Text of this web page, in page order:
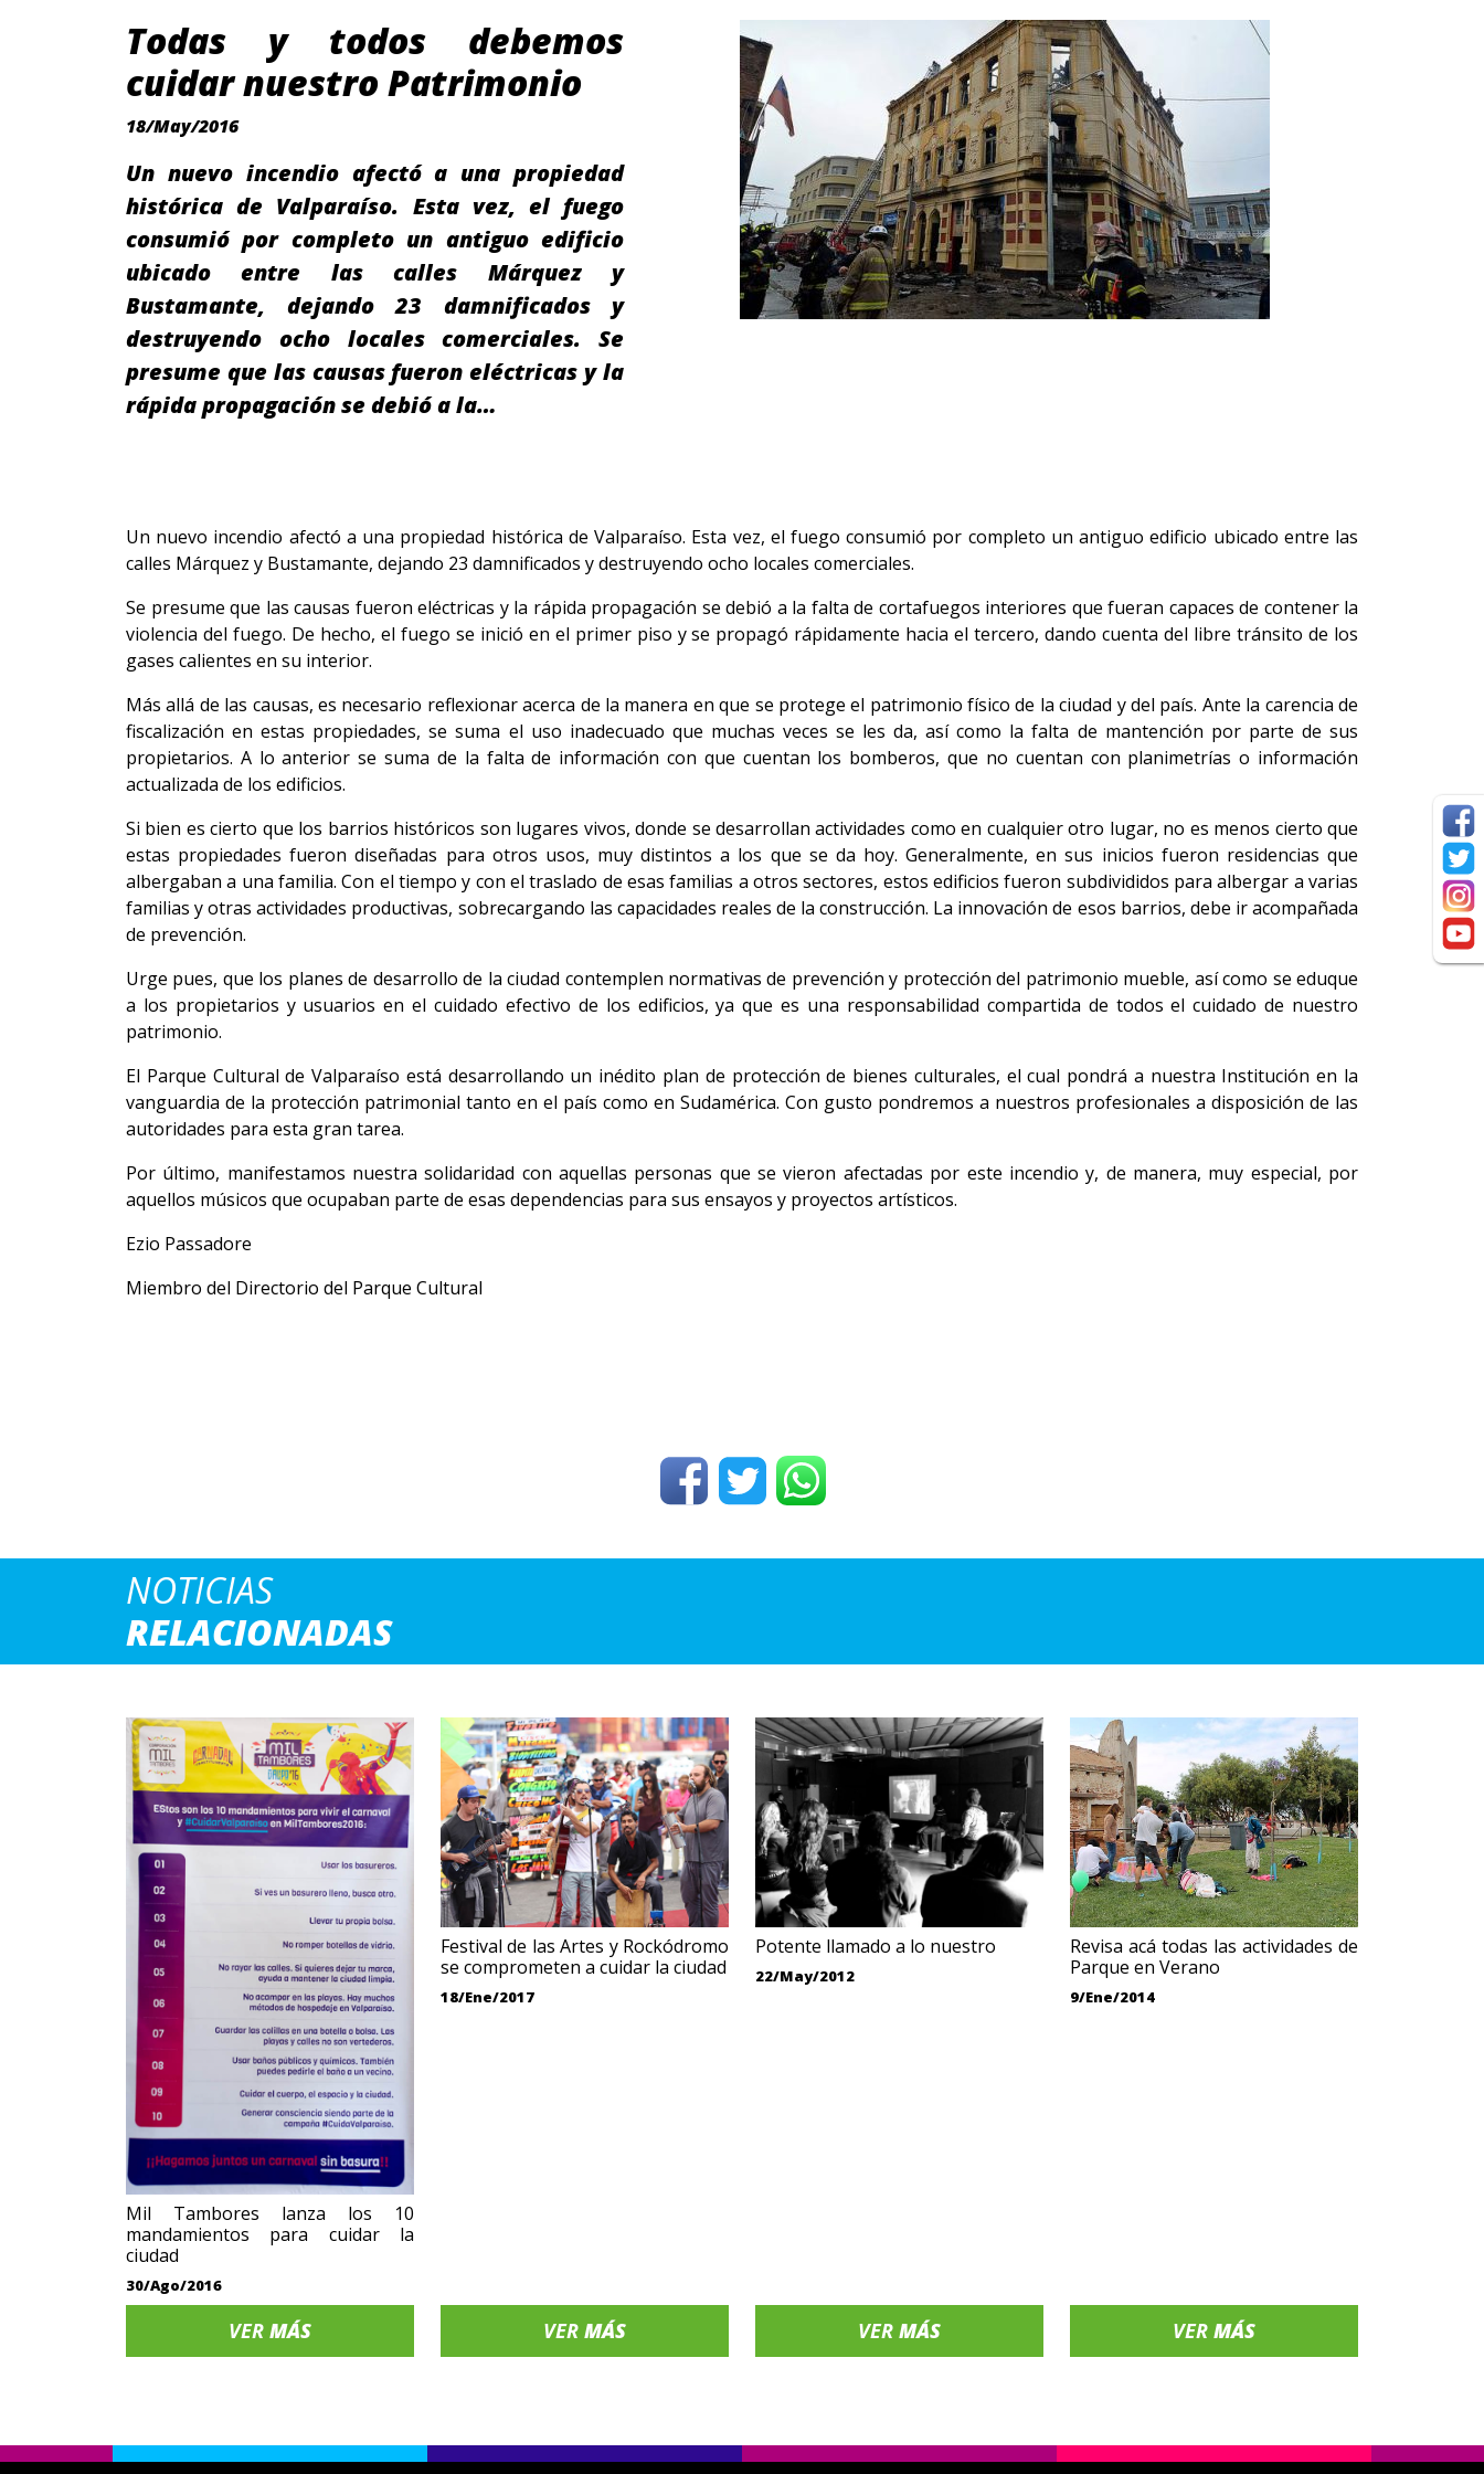
Todas y todos debemos
cuidar nuestro Patrimonio
18/May/2016
Un nuevo incendio afectó a una propiedad
histórica de Valparaíso. Esta vez, el fuego
consumió por completo un antiguo edificio
ubicado entre las calles Márquez y
Bustamante, dejando 23 damnificados y
destruyendo ocho locales comerciales. Se
presume que las causas fueron eléctricas y la
rápida propagación se debió a la…
Un nuevo incendio afectó a una propiedad histórica de Valparaíso. Esta vez, el fuego consumió por completo un antiguo edificio ubicado entre las
calles Márquez y Bustamante, dejando 23 damnificados y destruyendo ocho locales comerciales.
Se presume que las causas fueron eléctricas y la rápida propagación se debió a la falta de cortafuegos interiores que fueran capaces de contener la
violencia del fuego. De hecho, el fuego se inició en el primer piso y se propagó rápidamente hacia el tercero, dando cuenta del libre tránsito de los
gases calientes en su interior.
Más allá de las causas, es necesario reflexionar acerca de la manera en que se protege el patrimonio físico de la ciudad y del país. Ante la carencia de
fiscalización en estas propiedades, se suma el uso inadecuado que muchas veces se les da, así como la falta de mantención por parte de sus
propietarios. A lo anterior se suma de la falta de información con que cuentan los bomberos, que no cuentan con planimetrías o información
actualizada de los edificios.
Si bien es cierto que los barrios históricos son lugares vivos, donde se desarrollan actividades como en cualquier otro lugar, no es menos cierto que
estas propiedades fueron diseñadas para otros usos, muy distintos a los que se da hoy. Generalmente, en sus inicios fueron residencias que
albergaban a una familia. Con el tiempo y con el traslado de esas familias a otros sectores, estos edificios fueron subdivididos para albergar a varias
familias y otras actividades productivas, sobrecargando las capacidades reales de la construcción. La innovación de esos barrios, debe ir acompañada
de prevención.
Urge pues, que los planes de desarrollo de la ciudad contemplen normativas de prevención y protección del patrimonio mueble, así como se eduque
a los propietarios y usuarios en el cuidado efectivo de los edificios, ya que es una responsabilidad compartida de todos el cuidado de nuestro
patrimonio.
El Parque Cultural de Valparaíso está desarrollando un inédito plan de protección de bienes culturales, el cual pondrá a nuestra Institución en la
vanguardia de la protección patrimonial tanto en el país como en Sudamérica. Con gusto pondremos a nuestros profesionales a disposición de las
autoridades para esta gran tarea.
Por último, manifestamos nuestra solidaridad con aquellas personas que se vieron afectadas por este incendio y, de manera, muy especial, por
aquellos músicos que ocupaban parte de esas dependencias para sus ensayos y proyectos artísticos.
Ezio Passadore
Miembro del Directorio del Parque Cultural
NOTICIAS
RELACIONADAS
Mil Tambores lanza los 10
mandamientos para cuidar la
ciudad
30/Ago/2016
VER MÁS
Festival de las Artes y Rockódromo
se comprometen a cuidar la ciudad
18/Ene/2017
VER MÁS
Potente llamado a lo nuestro
22/May/2012
VER MÁS
Revisa acá todas las actividades de
Parque en Verano
9/Ene/2014
VER MÁS